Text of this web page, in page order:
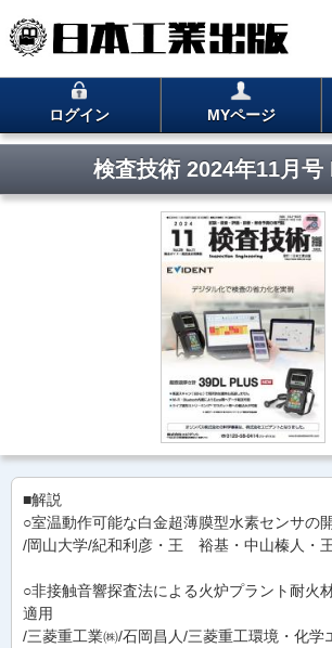
ログイン MYページ
検査技術 2024年11月号
■解説
○室温動作可能な白金超薄膜型水素センサの
/岡山大学/紀和利彦・王 裕基・中山榛人
○非接触音響探査法による火炉プラント耐火
適用
/三菱重工業㈱/石岡昌人/三菱重工環境・化学